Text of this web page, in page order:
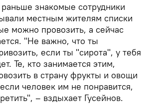
знакомые сотрудники
местным жителям списки
можно провозить, а сейчас
"Не важно, что ты
если ты "сирота", у тебя
Те, кто занимается этим,
в страну фрукты и овощи
человек им не понравится,
– вздыхает Гусейнов.